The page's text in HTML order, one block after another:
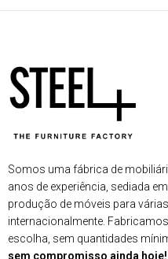
Somos uma fábrica de
anos de experiência, sediada
produção de móveis para
internacionalmente.
escolha, sem quantidades
sem compromisso ainda hoje!